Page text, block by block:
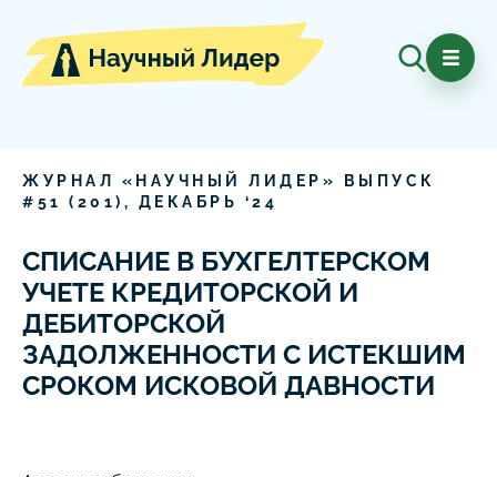
ЖУРНАЛ «НАУЧНЫЙ ЛИДЕР» ВЫПУСК
# 51 ( 201), ДЕКАБРЬ ‘24
СПИСАНИЕ В БУХГЕЛТЕРСКОМ
УЧЕТЕ КРЕДИТОРСКОЙ И
ДЕБИТОРСКОЙ
ЗАДОЛЖЕННОСТИ С ИСТЕКШИМ
СРОКОМ ИСКОВОЙ ДАВНОСТИ